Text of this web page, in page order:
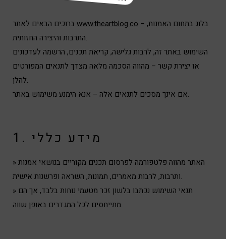
www.theartblog.co – בלוג בתחום האמנות,
התרבות והיצירה החזותית.
השימוש באתר זה, לרבות גלישה, קריאת תכנים, הרשמה לעדכונים
או יצירת קשר – מהווה הסכמה מלאה מצדך לתנאים המפורטים
להלן.
אם אינך מסכים לתנאים אלה – אנא הימנע משימוש באתר.
1. מידע כללי
» האתר מהווה פלטפורמה לפרסום תכנים מקוריים בנושאי אמנות
ותרבות, לרבות מאמרים, תמונות, השראה ופרשנות אישית.
» תנאי השימוש נכתבו בלשון זכר מטעמי נוחות בלבד, אך הם
מתייחסים לכל המגדרים באופן שווה.